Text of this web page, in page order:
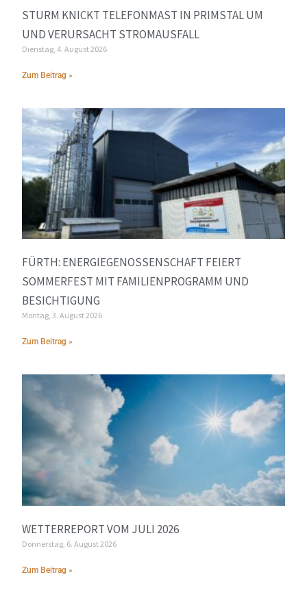
STURM KNICKT TELEFONMAST IN PRIMSTAL UM
UND VERURSACHT STROMAUSFALL
Dienstag, 4. August 2026
Zum Beitrag »
FÜRTH: ENERGIEGENOSSENSCHAFT FEIERT
SOMMERFEST MIT FAMILIENPROGRAMM UND
BESICHTIGUNG
Montag, 3. August 2026
Zum Beitrag »
WETTERREPORT VOM JULI 2026
Donnerstag, 6. August 2026
Zum Beitrag »